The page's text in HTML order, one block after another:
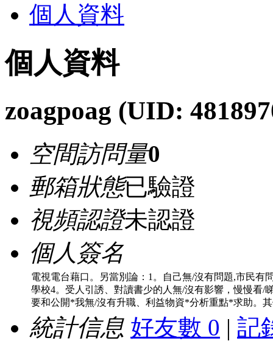
個人資料
個人資料
zoagpoag (UID:
空間訪問量0
郵箱狀態已驗證
視頻認證未認證
個人簽名
電視電台藉口。另當別論：1。自己無/沒有問題,市民有
學校4。受人引誘、對讀書少的人無/沒有影響，慢慢看/
要和公開*我無/沒有升職、利益物資*分析重點*求助。
統計信息 好友數 0 | 記